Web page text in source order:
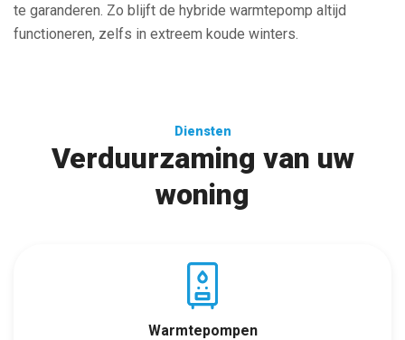
te garanderen. Zo blijft de hybride warmtepomp altijd
functioneren, zelfs in extreem koude winters.
Diensten
Verduurzaming van uw
woning
Warmtepompen